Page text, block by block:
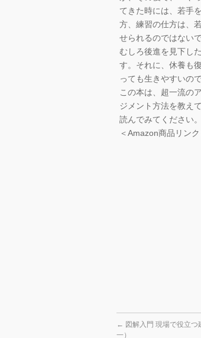
てきた時には、若手
方、練習の仕方は、
せられるのではない
むしろ後進を見下し
す。それに、休養も
っても生きやすいの
この本は、超一流の
ジメント方法を教え
読んでみてください。
＜Amazon商品リンク
← 図解入門 現場で役立
一）